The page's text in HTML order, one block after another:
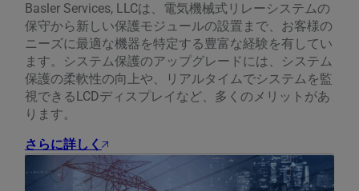
Basler Services, LLCは、電気機械式リレーシステムの
保守から新しい保護モジュールの設置まで、お客様の
ニーズに最適な機器を特定する豊富な経験を有してい
ます。システム保護のアップグレードには、システム
保護の柔軟性の向上や、リアルタイムでシステムを監
視できるLCDディスプレイなど、多くのメリットがあ
ります。
さらに詳しく